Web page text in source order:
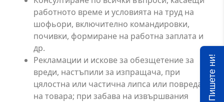
работното време и условията на труд на
шофьори, включително командировки,
почивки, формиране на работна заплата и
др.
Рекламации и искове за обезщетение за
вреди, настъпили за изпращача, при
цялостна или частична липса или повреда
на товара; при забава на извършвания
Пишете ни!